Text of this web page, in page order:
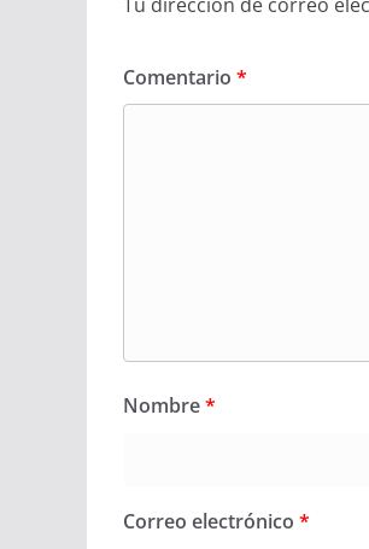
Comentario *
Nombre*
Correo electrónico *